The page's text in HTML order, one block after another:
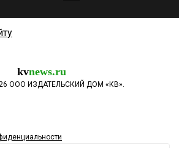
kvnews.ru
ООО ИЗДАТЕЛЬСКИЙ ДОМ «КВ».